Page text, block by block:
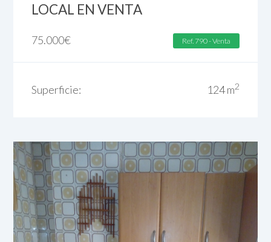
LOCAL EN VENTA
75.000€ Ref. 790 - Venta
Superficie: 124 m2